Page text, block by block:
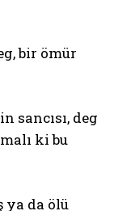
bir ömür
sancısı, deg
ki bu
ya da ölü